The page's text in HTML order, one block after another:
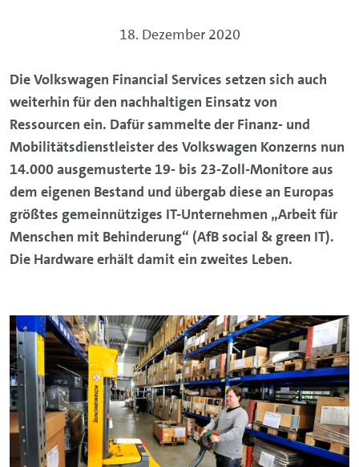
18. Dezember 2020
Die Volkswagen Financial Services setzen sich auch
weiterhin für den nachhaltigen Einsatz von
Ressourcen ein. Dafür sammelte der Finanz- und
Mobilitätsdienstleister des Volkswagen Konzerns nun
14.000 ausgemusterte 19- bis 23-Zoll-Monitore aus
dem eigenen Bestand und übergab diese an Europas
größtes gemeinnütziges IT-Unternehmen „Arbeit für
Menschen mit Behinderung“ (AfB social & green IT).
Die Hardware erhält damit ein zweites Leben.